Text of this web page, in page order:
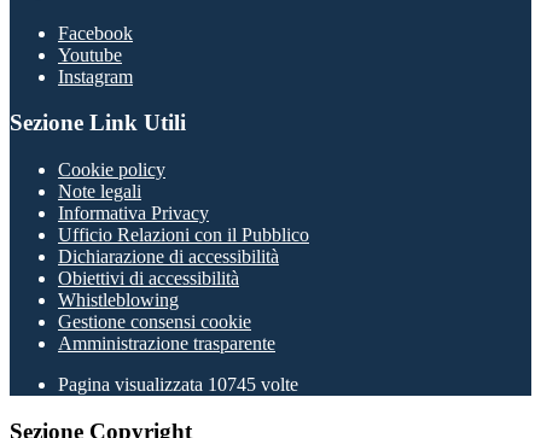
Facebook
Youtube
Instagram
Sezione Link Utili
Cookie policy
Note legali
Informativa Privacy
Ufficio Relazioni con il Pubblico
Dichiarazione di accessibilità
Obiettivi di accessibilità
Whistleblowing
Gestione consensi cookie
Amministrazione trasparente
Pagina visualizzata 10745 volte
Sezione Copyright